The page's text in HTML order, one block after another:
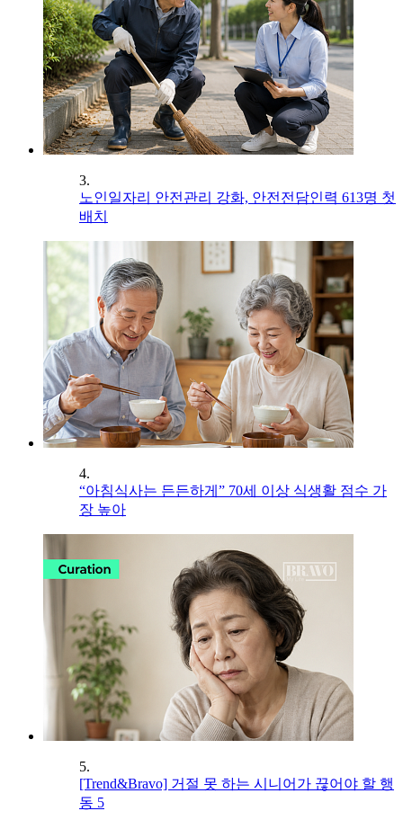
3.
노인일자리 안전관리 강화, 안전전담인력 613명 첫
배치
4.
“아침식사는 든든하게” 70세 이상 식생활 점수 가
장 높아
5.
[Trend&Bravo] 거절 못 하는 시니어가 끊어야 할 행
동 5